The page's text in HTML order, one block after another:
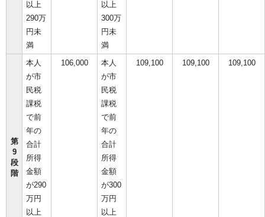
以上
290万
円未
満
以上
300万
円未
満
第
9
段
階
本人
が市
民税
課税
で前
年の
合計
所得
金額
が290
万円
以上
106,000
本人
が市
民税
課税
で前
年の
合計
所得
金額
が300
万円
以上
109,100 109,100 109,100